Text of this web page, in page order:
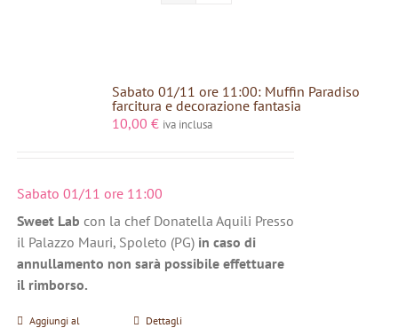
Sabato 01/11 ore 11:00: Muffin Paradiso
farcitura e decorazione fantasia
10,00 € iva inclusa
Sabato 01/11 ore 11:00
Sweet Lab con la chef Donatella Aquili Presso
il Palazzo Mauri, Spoleto (PG) in caso di
annullamento non sarà possibile effettuare
il rimborso.
Aggiungi al
Dettagli